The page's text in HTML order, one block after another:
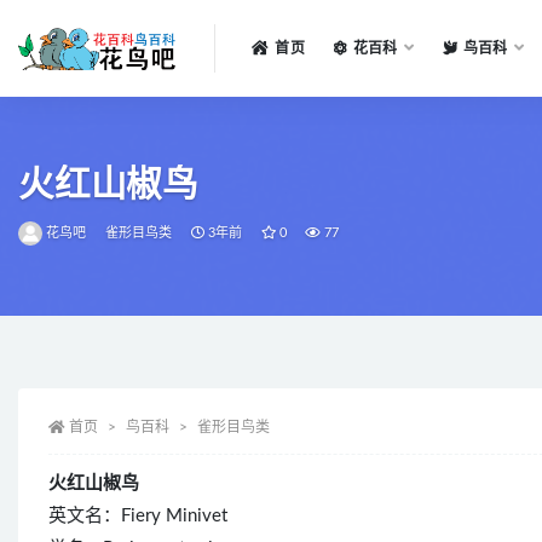
首页 花百科 鸟百科
火红山椒鸟
花鸟吧 雀形目鸟类 3年前 0 77
首页 鸟百科 雀形目鸟类
火红山椒鸟
英文名：Fiery Minivet